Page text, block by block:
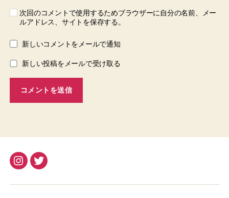
次回のコメントで使用するためブラウザーに自分の名前、メー
ルアドレス、サイトを保存する。
新しいコメントをメールで通知
新しい投稿をメールで受け取る
Instagram
Twitter